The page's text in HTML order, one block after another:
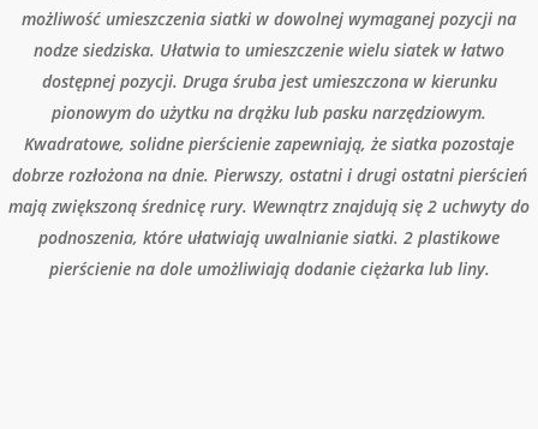
możliwość umieszczenia siatki w dowolnej wymaganej pozycji na
nodze siedziska. Ułatwia to umieszczenie wielu siatek w łatwo
dostępnej pozycji. Druga śruba jest umieszczona w kierunku
pionowym do użytku na drążku lub pasku narzędziowym.
Kwadratowe, solidne pierścienie zapewniają, że siatka pozostaje
dobrze rozłożona na dnie. Pierwszy, ostatni i drugi ostatni pierścień
mają zwiększoną średnicę rury. Wewnątrz znajdują się 2 uchwyty do
podnoszenia, które ułatwiają uwalnianie siatki. 2 plastikowe
pierścienie na dole umożliwiają dodanie ciężarka lub liny.